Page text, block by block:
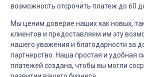
возможность отсрочить платеж до 60
Мы ценим доверие наших как новых,
клиентов и предоставляем им эту
нашего уважения и благодарности за
партнерство. Наша простая и удобная
платежей создана, чтобы вы могли